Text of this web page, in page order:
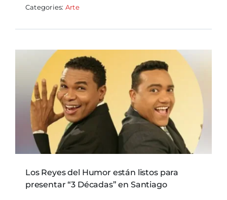
Categories: Arte
Los Reyes del Humor están listos para
presentar “3 Décadas” en Santiago